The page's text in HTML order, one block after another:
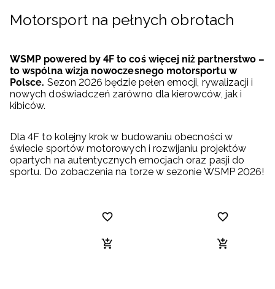
Motorsport na pełnych obrotach
WSMP powered by 4F to coś więcej niż partnerstwo –
to wspólna wizja nowoczesnego motorsportu w
Polsce. Sezon 2026 będzie pełen emocji, rywalizacji i
nowych doświadczeń zarówno dla kierowców, jak i
kibiców.
Dla 4F to kolejny krok w budowaniu obecności w
świecie sportów motorowych i rozwijaniu projektów
opartych na autentycznych emocjach oraz pasji do
sportu. Do zobaczenia na torze w sezonie WSMP 2026!